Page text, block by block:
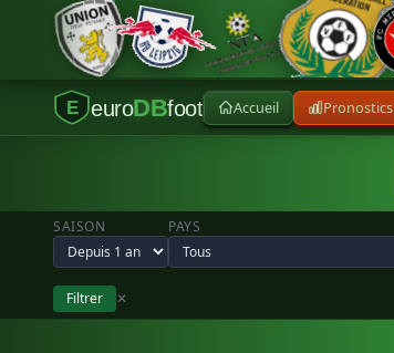
E euroDBfoot Accueil Pronostics
SAISON PAYS
Filtrer ✕